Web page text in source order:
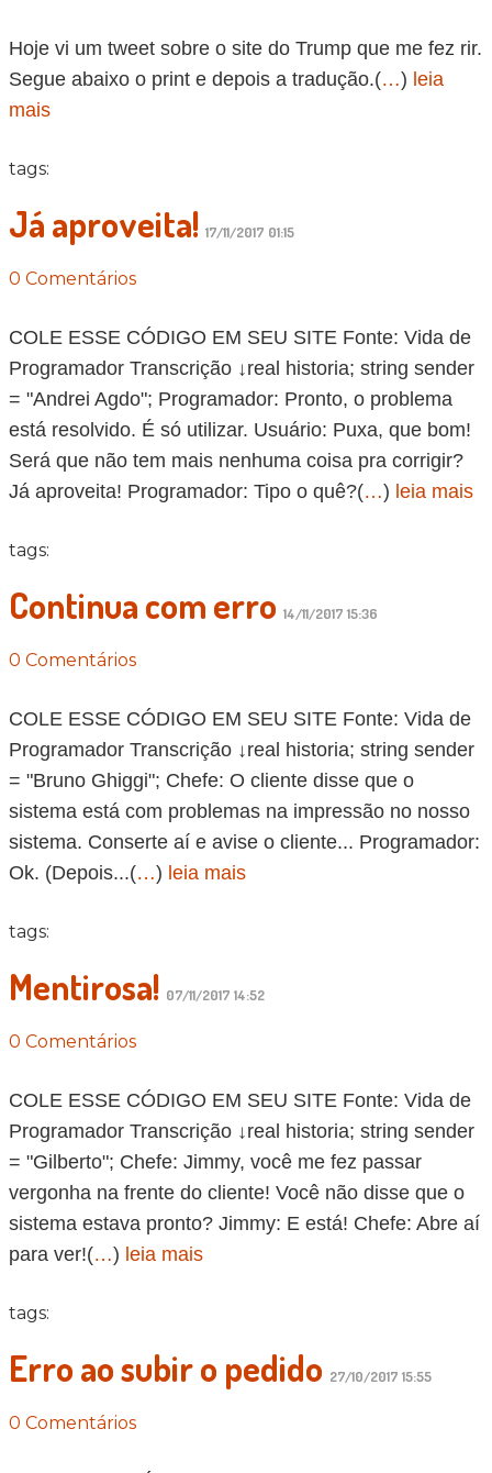
Hoje vi um tweet sobre o site do Trump que me fez rir.
Segue abaixo o print e depois a tradução.(…) leia
mais
tags:
Já aproveita! 17/11/2017 01:15
0 Comentários
COLE ESSE CÓDIGO EM SEU SITE Fonte: Vida de
Programador Transcrição ↓real historia; string sender
= "Andrei Agdo"; Programador: Pronto, o problema
está resolvido. É só utilizar. Usuário: Puxa, que bom!
Será que não tem mais nenhuma coisa pra corrigir?
Já aproveita! Programador: Tipo o quê?(…) leia mais
tags:
Continua com erro 14/11/2017 15:36
0 Comentários
COLE ESSE CÓDIGO EM SEU SITE Fonte: Vida de
Programador Transcrição ↓real historia; string sender
= "Bruno Ghiggi"; Chefe: O cliente disse que o
sistema está com problemas na impressão no nosso
sistema. Conserte aí e avise o cliente... Programador:
Ok. (Depois...(…) leia mais
tags:
Mentirosa! 07/11/2017 14:52
0 Comentários
COLE ESSE CÓDIGO EM SEU SITE Fonte: Vida de
Programador Transcrição ↓real historia; string sender
= "Gilberto"; Chefe: Jimmy, você me fez passar
vergonha na frente do cliente! Você não disse que o
sistema estava pronto? Jimmy: E está! Chefe: Abre aí
para ver!(…) leia mais
tags:
Erro ao subir o pedido 27/10/2017 15:55
0 Comentários